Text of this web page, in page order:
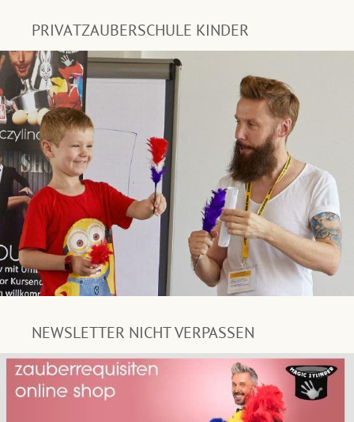
PRIVATZAUBERSCHULE KINDER
NEWSLETTER NICHT VERPASSEN